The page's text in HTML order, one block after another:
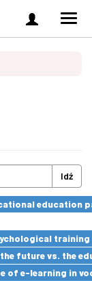
Zaloguj
się
Idź
education
future vs. the
of e-learning in